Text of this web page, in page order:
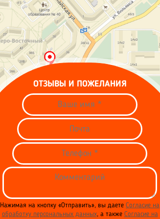
ОТЗЫВЫ И ПОЖЕЛАНИЯ
Нажимая на кнопку «Отправить», вы даете Согласие на
обработку персональных данных, а также Согласие на